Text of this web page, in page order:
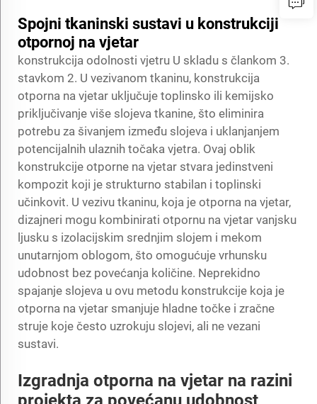
Spojni tkaninski sustavi u konstrukciji
otpornoj na vjetar
konstrukcija odolnosti vjetru U skladu s člankom 3.
stavkom 2. U vezivanom tkaninu, konstrukcija
otporna na vjetar uključuje toplinsko ili kemijsko
priključivanje više slojeva tkanine, što eliminira
potrebu za šivanjem između slojeva i uklanjanjem
potencijalnih ulaznih točaka vjetra. Ovaj oblik
konstrukcije otporne na vjetar stvara jedinstveni
kompozit koji je strukturno stabilan i toplinski
učinkovit. U vezivu tkaninu, koja je otporna na vjetar,
dizajneri mogu kombinirati otpornu na vjetar vanjsku
ljusku s izolacijskim srednjim slojem i mekom
unutarnjom oblogom, što omogućuje vrhunsku
udobnost bez povećanja količine. Neprekidno
spajanje slojeva u ovu metodu konstrukcije koja je
otporna na vjetar smanjuje hladne točke i zračne
struje koje često uzrokuju slojevi, ali ne vezani
sustavi.
Izgradnja otporna na vjetar na razini